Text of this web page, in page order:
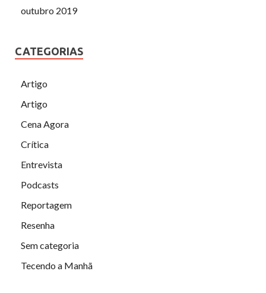
outubro 2019
CATEGORIAS
Artigo
Artigo
Cena Agora
Crítica
Entrevista
Podcasts
Reportagem
Resenha
Sem categoria
Tecendo a Manhã